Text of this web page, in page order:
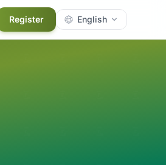
Register English